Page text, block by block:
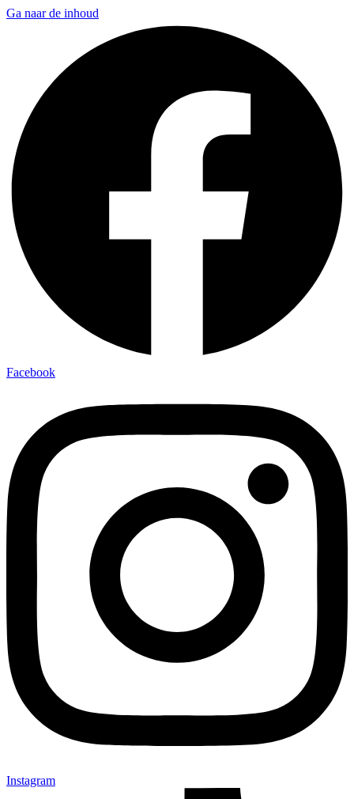
Ga naar de inhoud
Facebook
Instagram